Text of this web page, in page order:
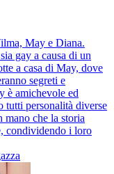
May e Diana.
gay a causa di un
a casa di May, dove
segreti e
è amichevole ed
tutti personalità diverse
che la storia
condividendo i loro